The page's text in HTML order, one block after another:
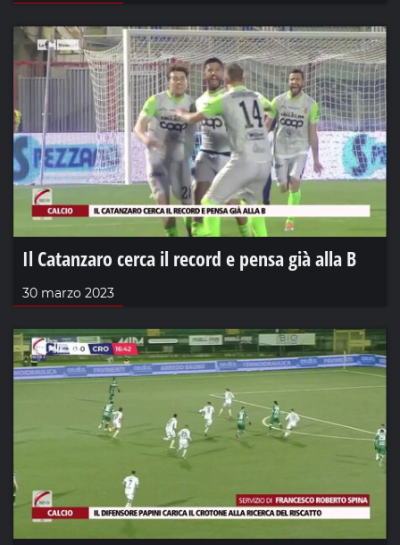
Il Catanzaro cerca il record e pensa già alla B
30 marzo 2023